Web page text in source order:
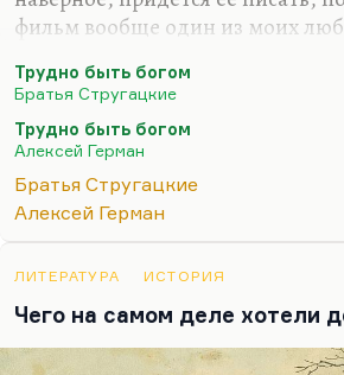
фильм вообще один из моих
абсолютно завораживает, в
«Моего друга Ивана Лапшина».
великая картина. Она очень
моими эмоциями.
И вот как раз эта картина нам
некий предел, после которых
жертвой у них на глазах.
Христа ничего бы не было.
Трудно быть богом
Братья Стругацкие
Трудно быть богом
Алексей Герман
Братья Стругацкие
Алексей Герман
ЛИТЕРАТУРА ИСТОРИЯ
Чего на самом деле хотели